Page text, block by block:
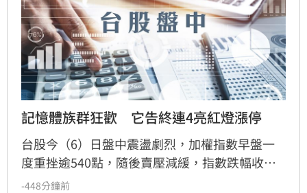
記憶體族群狂歡　它告終連4亮紅燈漲停
台股今（6）日盤中震盪劇烈，加權指數早盤一
度重挫逾540點，隨後賣壓減緩，指數跌幅收斂
至0.16%。盤面上記憶體族群表現亮眼，成為市
-448分鐘前